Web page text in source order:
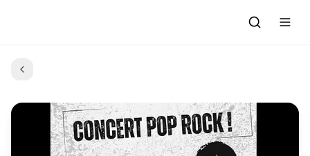
Actualités
Evénements à venir
Emissions